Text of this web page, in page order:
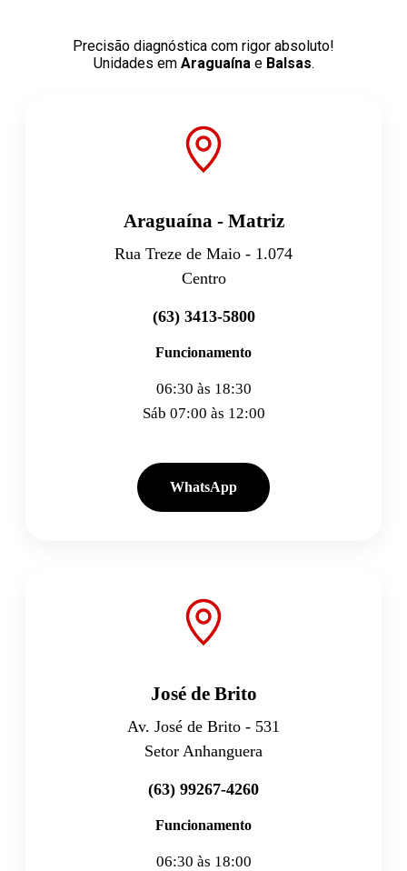
Precisão diagnóstica com rigor absoluto!
Unidades em Araguaínae Balsas.
Araguaína - Matriz
Rua Treze de Maio - 1.074
Centro
(63) 3413-5800
Funcionamento
06:30 às 18:30
Sáb 07:00 às 12:00
WhatsApp
José de Brito
Av. José de Brito - 531
Setor Anhanguera
(63) 99267-4260
Funcionamento
06:30 às 18:00